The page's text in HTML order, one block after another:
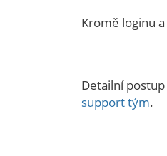
Kromě loginu
Detailní
support tým.